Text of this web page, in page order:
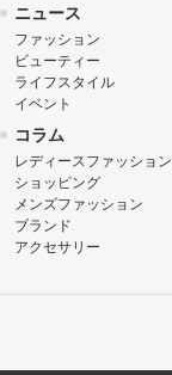
ニュース
ファッション
ビューティー
ライフスタイル
イベント
コラム
レディースファッション
ショッピング
メンズファッション
ブランド
アクセサリー